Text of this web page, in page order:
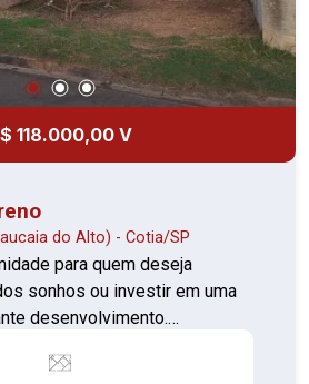
118.000,00 V
do Alto) - Cotia/SP
para quem deseja
sonhos ou investir em uma
desenvolvimento.
acesso pela Estrada dos